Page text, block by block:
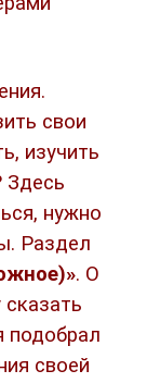
свои
изучить
Здесь
нужно
Раздел
. О
подобрал
своей